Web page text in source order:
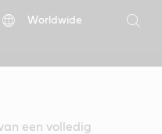
Worldwide
Zoeken
een volledig